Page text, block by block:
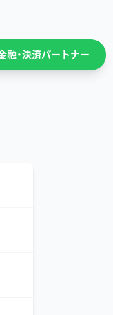
融・決済パートナー